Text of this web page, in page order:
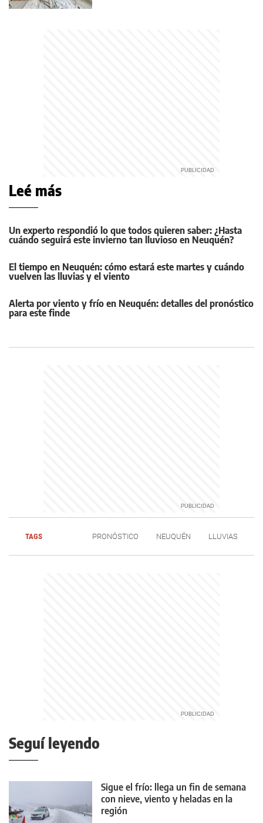
Leé más
Un experto respondió lo que todos quieren saber: ¿Hasta
cuándo seguirá este invierno tan lluvioso en Neuquén?
El tiempo en Neuquén: cómo estará este martes y cuándo
vuelven las lluvias y el viento
Alerta por viento y frío en Neuquén: detalles del pronóstico
para este finde
TAGS PRONÓSTICO NEUQUÉN LLUVIAS
Seguí leyendo
Sigue el frío: llega un fin de semana
con nieve, viento y heladas en la
región